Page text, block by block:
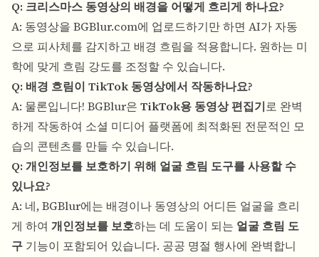
Q: 크리스마스 동영상의 배경을 어떻게 흐리게 하나요?
A: 동영상을 BGBlur.com에 업로드하기만 하면 AI가 자동
으로 피사체를 감지하고 배경 흐림을 적용합니다. 원하는 미
학에 맞게 흐림 강도를 조정할 수 있습니다.
Q: 배경 흐림이 TikTok 동영상에서 작동하나요?
A: 물론입니다! BGBlur은 TikTok용 동영상 편집기로 완벽
하게 작동하여 소셜 미디어 플랫폼에 최적화된 전문적인 모
습의 콘텐츠를 만들 수 있습니다.
Q: 개인정보를 보호하기 위해 얼굴 흐림 도구를 사용할 수
있나요?
A: 네, BGBlur에는 배경이나 동영상의 어디든 얼굴을 흐리
게 하여 개인정보를 보호하는 데 도움이 되는 얼굴 흐림 도
구 기능이 포함되어 있습니다. 공공 명절 행사에 완벽합니